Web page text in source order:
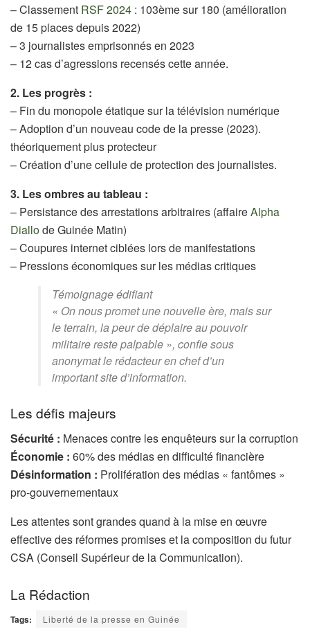
– Classement RSF 2024 : 103ème sur 180 (amélioration
de 15 places depuis 2022)
– 3 journalistes emprisonnés en 2023
– 12 cas d’agressions recensés cette année.
2. Les progrès :
– Fin du monopole étatique sur la télévision numérique
– Adoption d’un nouveau code de la presse (2023).
théoriquement plus protecteur
– Création d’une cellule de protection des journalistes.
3. Les ombres au tableau :
– Persistance des arrestations arbitraires (affaireAlpha
Diallode Guinée Matin)
– Coupures internet ciblées lors de manifestations
– Pressions économiques sur les médias critiques
Témoignage édifiant
« On nous promet une nouvelle ère, mais sur
le terrain, la peur de déplaire au pouvoir
militaire reste palpable », confie sous
anonymat le rédacteur en chef d’un
important site d’information.
Les défis majeurs
Sécurité : Menaces contre les enquêteurs sur la corruption
Économie : 60% des médias en difficulté financière
Désinformation : Prolifération des médias « fantômes »
pro-gouvernementaux
Les attentes sont grandes quand à la mise en œuvre
effective des réformes promises et la composition du futur
CSA (Conseil Supérieur de la Communication).
La Rédaction
Tags: Liberté de la presse en Guinée